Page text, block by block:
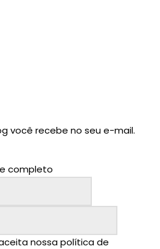
você recebe no seu e-mail.
completo
nossa política de